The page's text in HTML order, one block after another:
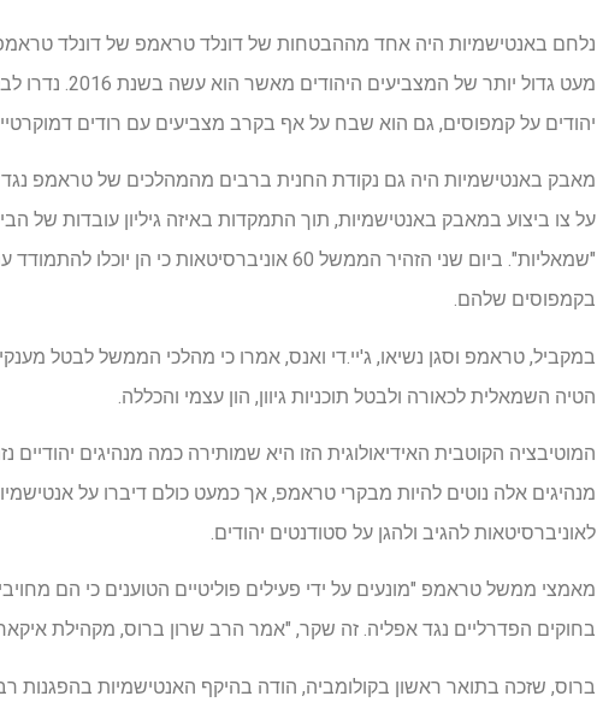
מעט גדול יותר
יהודים על קמפוסים, גם הוא שבח על אף בקרב מצביעים עם רודים
מאבק באנטישמיות היה גם נקודת החנית ברבים מהמהלכים של טראמפ
על צו ביצוע במאבק באנטישמיות, תוך התמקדות באיזה גיליון עובדות של
"שמאליות". ביום שני הזהיר הממשל 60 אוניברסיטאות
בקמפוסים שלהם.
במקביל, טראמפ וסגן נשיאו, ג'יי.די ואנס, אמרו כי מהלכי הממשל לבטל
הטיה השמאלית לכאורה ולבטל תוכניות גיוון, הון עצמי והכללה.
המוטיבציה הקוטבית האידיאולוגית הזו היא שמותירה כמה מנהיגים
מנהיגים אלה נוטים להיות מבקרי טראמפ, אך כמעט כולם דיברו על
לאוניברסיטאות להגיב ולהגן על סטודנטים יהודים.
מאמצי ממשל טראמפ "מונעים על ידי פעילים פוליטיים הטוענים כי הם
בחוקים הפדרליים נגד אפליה. זה שקר, "אמר הרב שרון ברוס, מקהילת
ברוס, שזכה בתואר ראשון בקולומביה, הודה בהיקף האנטישמיות בהפגנות